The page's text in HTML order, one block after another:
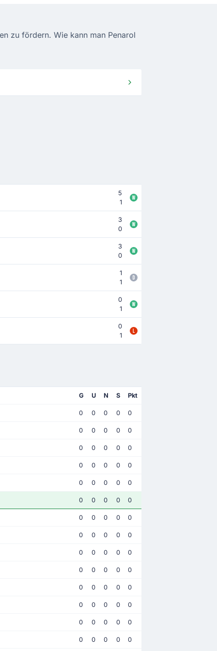
zu fördern. Wie kann man Penarol
5
1
3
0
3
0
1
1
0
1
0
1
G U N S Pkt
0 0 0 0 0
0 0 0 0 0
0 0 0 0 0
0 0 0 0 0
0 0 0 0 0
0 0 0 0 0
0 0 0 0 0
0 0 0 0 0
0 0 0 0 0
0 0 0 0 0
0 0 0 0 0
0 0 0 0 0
0 0 0 0 0
0 0 0 0 0